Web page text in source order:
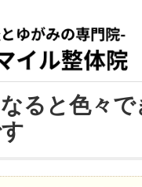
ると色々で